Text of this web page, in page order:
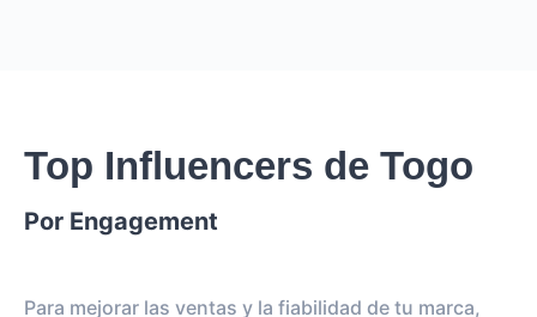
Top Influencers de Togo
Por Engagement
Para mejorar las ventas y la fiabilidad de tu marca,